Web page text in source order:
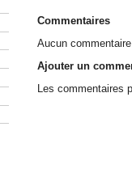
Commentaires
Aucun
Ajouter un
Les commentaires